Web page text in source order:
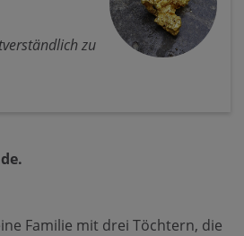
zu
Familie mit drei Töchtern, die